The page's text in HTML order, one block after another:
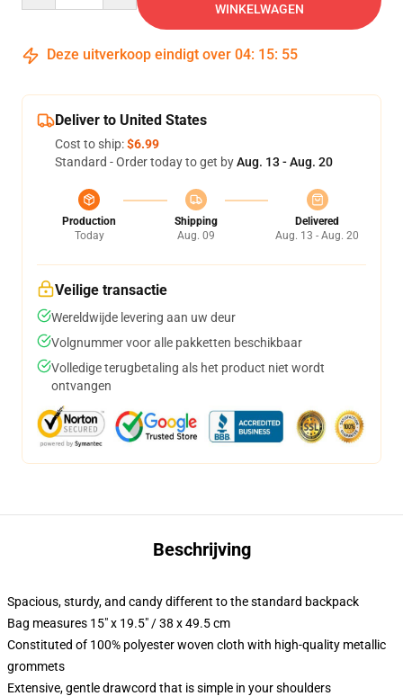
WINKELWAGEN
Deze uitverkoop eindigt over 04: 15: 54
Deliver to United States
Cost to ship:$6.99
Standard - Order today to get byAug. 13 - Aug. 20
Production
Today
Shipping
Aug. 09
Delivered
Aug. 13 - Aug. 20
Veilige transactie
Wereldwijde levering aan uw deur
Volgnummer voor alle pakketten beschikbaar
Volledige terugbetaling als het product niet wordt
ontvangen
Beschrijving
Spacious, sturdy, and candy different to the standard backpack
Bag measures 15" x 19.5" / 38 x 49.5 cm
Constituted of 100% polyester woven cloth with high-quality metallic
grommets
Extensive, gentle drawcord that is simple in your shoulders